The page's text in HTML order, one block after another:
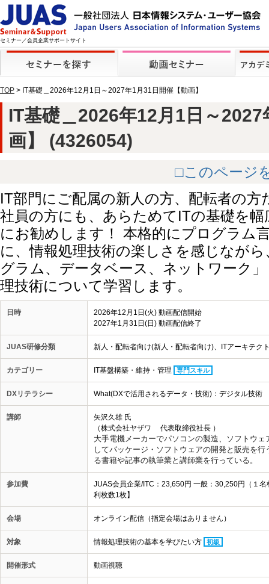
セミナー／会員企業サポートサイト
TOP > IT基礎＿2026年12月1日～2027年1月31日開催【動画】
IT基礎＿2026年12月1日～
画】 (4326054)
□このページ
IT部門にご配属の新人の方、配転者の
社員の方にも、あらためてITの基礎を
にお勧めします！ 本格的にプログラム
に、情報処理技術の楽しさを感じなが
グラム、データベース、ネットワーク
理技術について学習します。
日時
2026年12月1日(火) 動画配信開始
2027年1月31日(日) 動画配信終了
JUAS研修分類 新人・配転者向け(新人・配転者向け)、ITアーキテク
カテゴリー IT基盤構築・維持・管理 専門スキル
DXリテラシー What(DXで活用されるデータ・技術)：デジタル技術
講師
矢沢久雄 氏
（株式会社ヤザワ 代表取締役社長 ）
大手電機メーカーでパソコンの製造、
ソフトウェ
してパッケージ ・ソフトウェアの開発と販売を行
る書籍や記事の執筆業と講師業を行っている。
参加費
JUAS会員企業/ITC：23,650円 一般：30,250円（１
利枚数1枚】
会場 オンライン配信（指定会場はありません）
対象 情報処理技術の基本を学びたい方 初級
開催形式 動画視聴